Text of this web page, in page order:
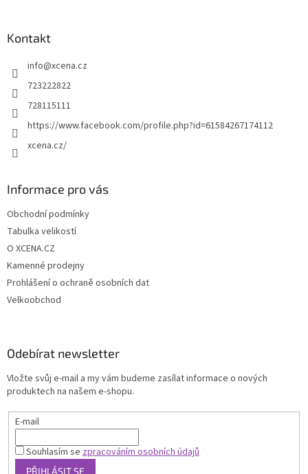
Kontakt
info@xcena.cz
723222822
728115111
https://www.facebook.com/profile.php?id=61584267174112
xcena.cz/
Informace pro vás
Obchodní podmínky
Tabulka velikostí
O XCENA.CZ
Kamenné prodejny
Prohlášení o ochraně osobních dat
Velkoobchod
Odebírat newsletter
Vložte svůj e-mail a my vám budeme zasílat informace o nových
produktech na našem e-shopu.
E-mail
Souhlasím sezpracováním osobních údajů
PŘIHLÁSIT SE